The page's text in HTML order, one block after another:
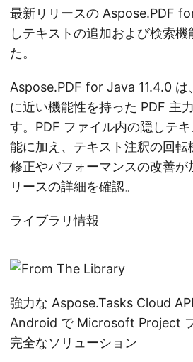
最新リリースの Aspose.PDF
しテキストの追加および検索機
た。
Aspose.PDF for Java 11.4.0 は
に近い機能性を持った PDF 主
す。PDF ファイル内の隠しテ
能に加え、テキスト注釈の回
修正やパフォーマンスの改善が
リースの詳細を確認。
ライブラリ情報
強力な Aspose.Tasks Cloud
Android で Microsoft Project
完全なソリューション